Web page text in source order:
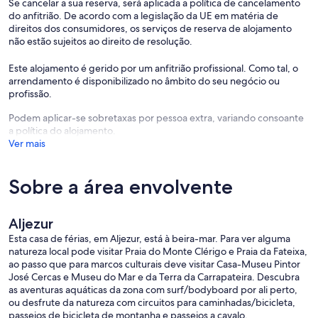
contendo todas as informações úteis para ajudá-lo a chegar com
segurança e muito mais. Por favor, leia-o atentamente antes da sua
chegada e nos avise caso precise de algo ou tenha alguma dúvida.
## Neighborhood
Em Vale da Telha, você encontrará uma variedade de restaurantes
locais com deliciosa gastronomia regional, pequenos
supermercados para as necessidades diárias e lagos tranquilos,
ideais para piqueniques ou observação de pássaros. A região
também é conhecida por suas praias intocadas, como Arrifana e
A uma curta distância de carro está Aljezur, uma vila encantadora
repleta de história e cultura. Explore o castelo mouro, caminhe por
para conhecer mais sobre o passado da região. A cidade possui um
mercado vibrante, onde você pode comprar produtos frescos
locais, frutos do mar e artesanato. Além disso, Aljezur oferece uma
ampla variedade de opções gastronômicas, desde restaurantes
tradicionais portugueses até cozinha internacional.
## Transit
Se cancelar a sua reserva, será aplicada a política de cancelamento
do anfitrião. De acordo com a legislação da UE em matéria de
direitos dos consumidores, os serviços de reserva de alojamento
não estão sujeitos ao direito de resolução.
Este alojamento é gerido por um anfitrião profissional. Como tal, o
arrendamento é disponibilizado no âmbito do seu negócio ou
profissão.
Podem aplicar-se sobretaxas por pessoa extra, variando consoante
a política do alojamento.
Ver mais
Sobre a área envolvente
Aljezur
Esta casa de férias, em Aljezur, está à beira-mar. Para ver alguma
natureza local pode visitar Praia do Monte Clérigo e Praia da Fateixa,
ao passo que para marcos culturais deve visitar Casa-Museu Pintor
José Cercas e Museu do Mar e da Terra da Carrapateira. Descubra
as aventuras aquáticas da zona com surf/bodyboard por ali perto,
ou desfrute da natureza com circuitos para caminhadas/bicicleta,
passeios de bicicleta de montanha e passeios a cavalo.